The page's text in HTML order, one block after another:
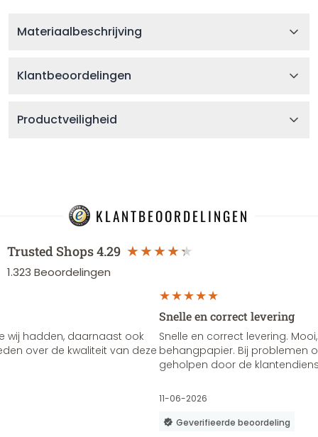
Materiaalbeschrijving
Klantbeoordelingen
Productveiligheid
KLANTBEOORDELINGEN
Trusted Shops4.29
1.323 Beoordelingen
wij hadden, daarnaast ook
over de kwaliteit van deze
Snelle en correct levering
Snelle en correct levering.
behangpapier. Bij problemen
geholpen door de
11-06-2026
Geverifieerde beoordeling